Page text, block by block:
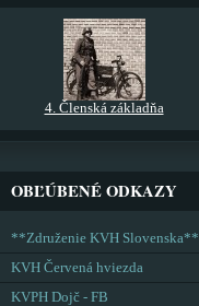
4. Členská základňa
OBĽÚBENÉ ODKAZY
**Združenie KVH Slovenska**
KVH Červená hviezda
KVPH Dojč - FB